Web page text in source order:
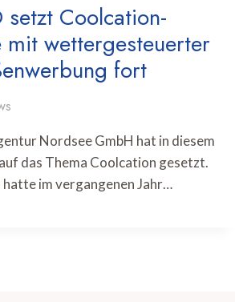
setzt Coolcation-
mit wettergesteuerter
fort
Nordsee GmbH hat in diesem
das Thema Coolcation gesetzt.
hatte im vergangenen Jahr…